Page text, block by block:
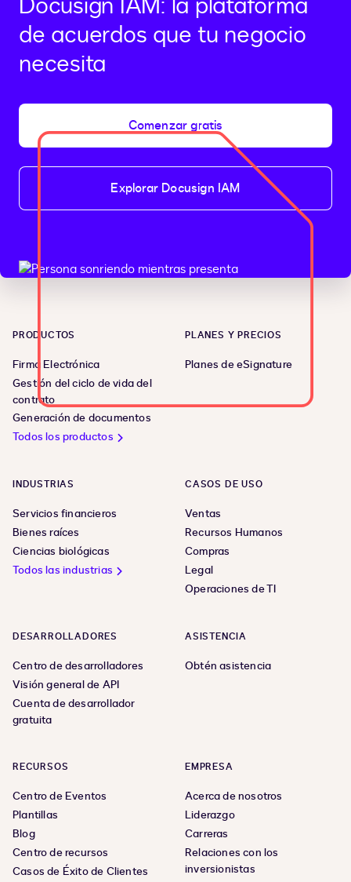
de acuerdos que tu negocio
necesita
Comenzar gratis
Explorar Docusign IAM
PRODUCTOS
Firma Electrónica
Gestión del ciclo de vida del
contrato
Generación de documentos
Todos los productos
PLANES Y PRECIOS
Planes de eSignature
INDUSTRIAS
Servicios financieros
Bienes raíces
Ciencias biológicas
Todos las industrias
CASOS DE USO
Ventas
Recursos Humanos
Compras
Legal
Operaciones de TI
DESARROLLADORES
Centro de desarrolladores
Visión general de API
Cuenta de desarrollador
gratuita
ASISTENCIA
Obtén asistencia
RECURSOS
Centro de Eventos
Plantillas
Blog
Centro de recursos
Casos de Éxito de Clientes
EMPRESA
Acerca de nosotros
Liderazgo
Carreras
Relaciones con los
inversionistas